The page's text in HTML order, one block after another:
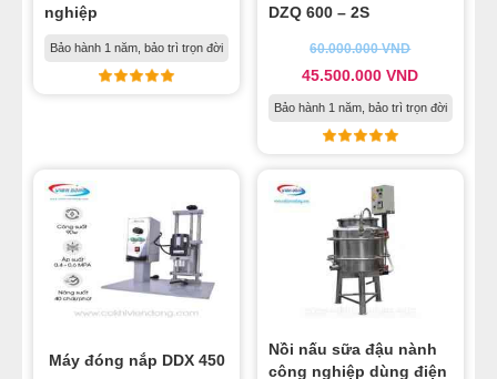
nghiệp
Bảo hành 1 năm, bảo trì trọn đời
DZQ 600 – 2S
60.000.000VND
45.500.000VND
Bảo hành 1 năm, bảo trì trọn đời
Máy đóng nắp DDX 450
Nồi nấu sữa đậu nành
công nghiệp dùng điện